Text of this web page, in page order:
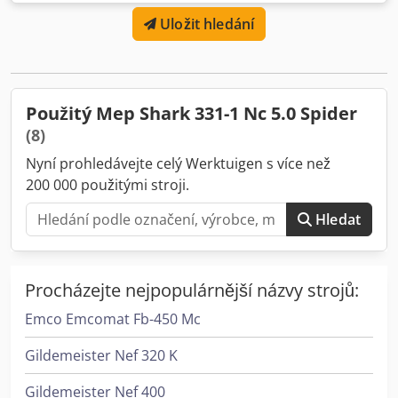
upínacími a dorazovými čelistmi - Velký, bočně výsuvný
zásobník na třísky a nádoba na chladicí kapalinu *
pilového kotouče * Pistole na chladicí kapalinu pro čištění
stroje - Kartáč na odstraňování třísek pro čištění pilového
kotouče - Návod k obsluze CZ Informace od výrobce : Při
instalaci této pily do sítě s proudovým chráničem (RCD),
měla by být citlivý na všechny proudy a ne menší než 300
mA. SPECIÁLNÍ PŘÍSLUŠENSTVÍ, KTERÉ JE SOUČÁSTÍ
DODÁVKY : - mikrodávkovač MEP LubeCut
Uložit hledání
Použitý Mep Shark 331-1 Nc 5.0 Spider
(8)
Nyní prohledávejte celý Werktuigen s více než
200 000 použitými stroji.
Hledat
Procházejte nejpopulárnější názvy strojů:
Emco Emcomat Fb-450 Mc
Gildemeister Nef 320 K
Gildemeister Nef 400